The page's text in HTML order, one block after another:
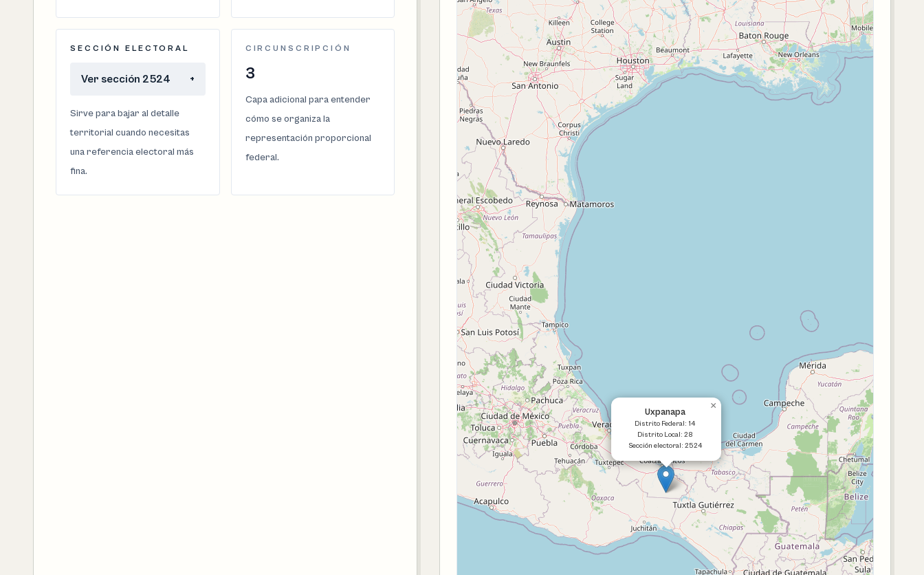
SECCIÓN ELECTORAL
Ver sección 2524 +
Sirve para bajar al detalle
territorial cuando necesitas
una referencia electoral más
fina.
CIRCUNSCRIPCIÓN
3
Capa adicional para entender
cómo se organiza la
representación proporcional
federal.
Uxpanapa
Distrito Federal: 14
Distrito Local: 28
Sección electoral: 2524
×